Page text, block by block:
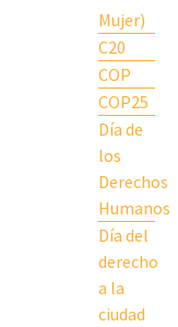
Mujer)
C20
COP
COP25
Día de
los
Derechos
Humanos
Día del
derecho
a la
ciudad